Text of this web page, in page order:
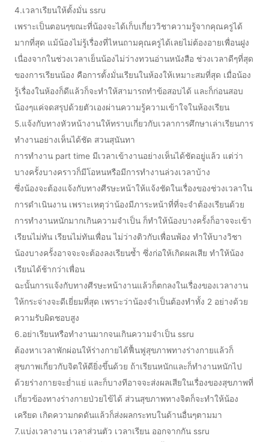
4.เวลาเรียนให้ตั้งมั่น ssru
เพราะเป็นตอนๆขณะที่น้องจะได้เก็บเกี่ยววิชาความรู้จากคุณครูได้
มากที่สุด แม้น้องไม่รู้เรื่องที่ไหนถามคุณครูได้เลยไม่ต้องอายเพื่อนฝูง
เนื่องจากในช่วงเวลาเย็นน้องไม่ว่างทวนอ่านหนังสือ ช่วงเวลาดีๆที่สุด
ของการเรียนน้อง คือการตั้งมั่นเรียนในห้องให้เหมาะสมที่สุด เมื่อน้อง
รู้เรื่องในห้องก็ดีแล้วก็จะทำให้สามารถทำข้อสอบได้ และก็ก่อนสอบ
น้องๆแค่จดสรุปด้วยตัวเองผ่านความรู้ความเข้าใจในห้องเรียน
5.แจ้งกับทางหัวหน้างานให้ทราบเกี่ยวกับเวลาการศึกษาเล่าเรียนการ
ทำงานอย่างเห็นได้ชัด สวนสุนันทา
การทำงาน part time มีเวลาเข้างานอย่างเห็นได้ชัดอยู่แล้ว แต่ว่า
บางครั้งบางคราวก็มีโอหนหรือมีการทำงานล่วงเวลาบ้าง
ซึ่งน้องจะต้องแจ้งกับทางศีรษะหน้าให้แจ้งชัดในเรื่องของช่วงเวลาใน
การดำเนินงาน เพราะเหตุว่าน้องมีภาระหน้าที่ที่จะจำต้องเรียนด้วย
การทำงานหนักมากเกินความจำเป็น ก็ทำให้น้องบางครั้งก็อาจจะเข้า
เรียนไม่ทัน เรียนไม่ทันเพื่อน ไม่ว่างติวกับเพื่อนพ้อง ทำให้บางวิชา
น้องบางครั้งอาจจะจะต้องลงเรียนซ้ำ ซึ่งก่อให้เกิดผลเสีย ทำให้น้อง
เรียนได้ช้ากว่าเพื่อน
ฉะนั้นการแจ้งกับทางศีรษะหน้างานแล้วก็ตกลงในเรื่องของเวลางาน
ให้กระจ่างจะดีเยี่ยมที่สุด เพราะว่าน้องจำเป็นต้องทำทั้ง 2 อย่างด้วย
ความรับผิดชอบสูง
6.อย่าเรียนหรือทำงานมากจนเกินความจำเป็น ssru
ต้องหาเวลาพักผ่อนให้ร่างกายได้ฟื้นฟูสุขภาพทางร่างกายแล้วก็
สุขภาพเกี่ยวกับจิตให้ดียิ่งขึ้นด้วย ถ้าเรียนหนักและก็ทำงานหนักไป
ด้วยร่างกายจะย่ำแย่ และก็บางทีอาจจะส่งผลเสียในเรื่องของสุขภาพที่
เกี่ยวข้องทางร่างกายป่วยไข้ได้ ส่วนสุขภาพทางจิตก็จะทำให้น้อง
เครียด เกิดความกดดันแล้วก็ส่งผลกระทบในด้านอื่นๆตามมา
7.แบ่งเวลางาน เวลาส่วนตัว เวลาเรียน ออกจากกัน ssru